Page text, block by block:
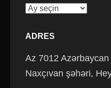
Saytın
ADRES
Az 7012 Azərbaycan
Naxçıvan şəhəri,